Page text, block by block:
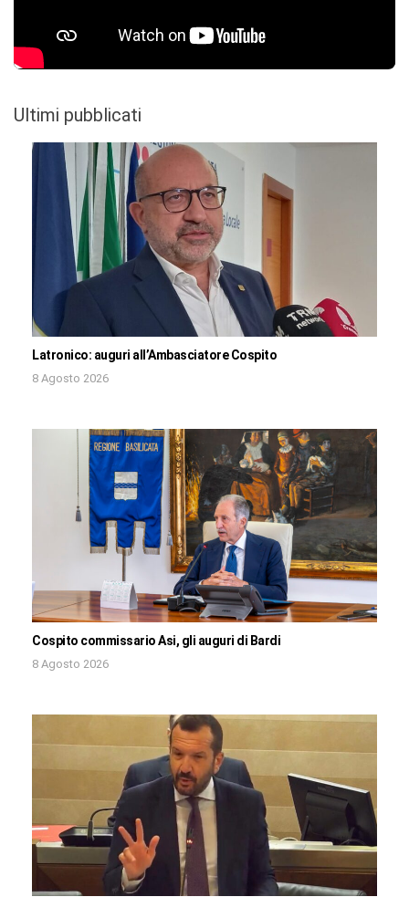
Ultimi pubblicati
Latronico: auguri all’Ambasciatore Cospito
8 Agosto 2026
Cospito commissario Asi, gli auguri di Bardi
8 Agosto 2026